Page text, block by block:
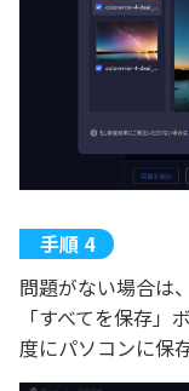
問題がない場合は
「すべてを保存
度にパソコンに保